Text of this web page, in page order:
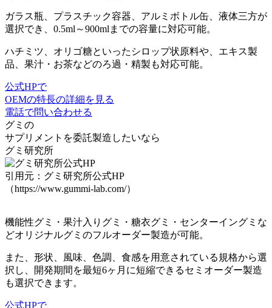
ガラス瓶 プラスチック容器 アルミボトル缶 液体三方が
選択でき、 0.5ml～900mlまでの容量に対応可能。
ハチミツ、オリゴ糖といったシロップ状原料や、エキス製
品、果汁・お茶などのろ過・精製も対応可能。
公式HPで
OEMの特長の詳細を見る
電話で問い合わせる
グミ の
サプリメントを委託製造したいなら
グミ研究所
引用元：グミ研究所公式HP
（https://www.gummi-lab.com/）
機能性グミ ・ 果汁入りグミ ・ 糖衣グミ ・ センターイングミ な
どオリジナルグミのフルオーダー製造が可能。
また、形状、風味、色調、食感を用意されている規格から選
択し、
開発期間を最短6ヶ月に短縮できるセミオーダー製造
も選択できます。
公式HPで